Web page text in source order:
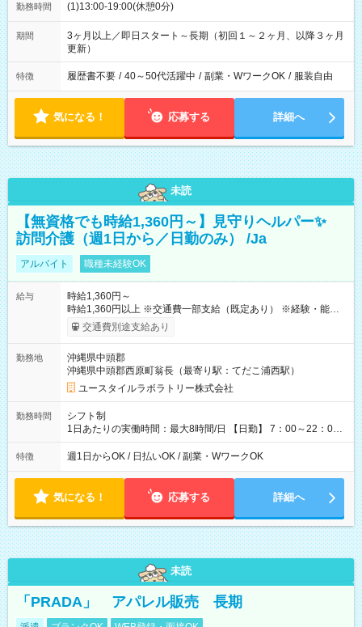
勤務時間 (1)13:00-19:00(休憩0分)
期間
3ヶ月以上／即日スタート～長期（初回１～２ヶ月、以降３ヶ月
更新）
特徴 履歴書不要 / 40～50代活躍中 / 副業・WワークOK / 服装自由
気になる！ 応募する 詳細へ
未読
【無資格でも時給1,360円～】見守りヘルパー✨
訪問介護（週1日から／日勤のみ） /Ja
アルバイト 職種未経験OK
給与
時給1,360円～
時給1,360円以上 ※交通費一部支給（既定あり） ※経験・能力を
考慮して決定します 【収入例】 週1回勤務の場合：1,360円×8時
間×4回=4万3,520円 週3回勤務の場合：1,360円×8時間×12回
7,600円 【試用期間】試用期間あり 試用期間の長さ：2ヶ月
※ 雇用形態と給与に、本採用時と異なる部分があります。 雇用
形態：本採用時と同じです。 給与：時給 1,030円以上
交通費別途支給あり
勤務地
沖縄県中頭郡
沖縄県中頭郡西原町翁長（最寄り駅：てだこ浦西駅）
ユースタイルラボラトリー株式会社
勤務時間
シフト制
1日あたりの実働時間：最大8時間/日 【日勤】 7：00～22：00
の間で4～8時間勤務（休憩時間は法定通り） ※週1日～OK ／ 1
日4時間から勤務OK ／ 夜勤なし ＊＊ 勤務時間例 ＊＊ ■7時
変動 ※曜日固定（毎週同じ曜日勤務）
特徴 週1日からOK / 日払いOK / 副業・WワークOK
気になる！ 応募する 詳細へ
未読
「PRADA」 アパレル販売 長期